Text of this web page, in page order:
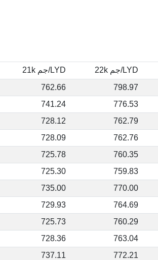
LYD/جم 22k
LYD/جم 21k
798.97
762.66
776.53
741.24
762.79
728.12
762.76
728.09
760.35
725.78
759.83
725.30
770.00
735.00
764.69
729.93
760.29
725.73
763.04
728.36
772.21
737.11